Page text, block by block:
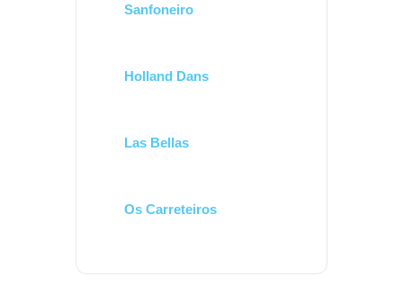
Sanfoneiro
Holland Dans
Las Bellas
Os Carreteiros